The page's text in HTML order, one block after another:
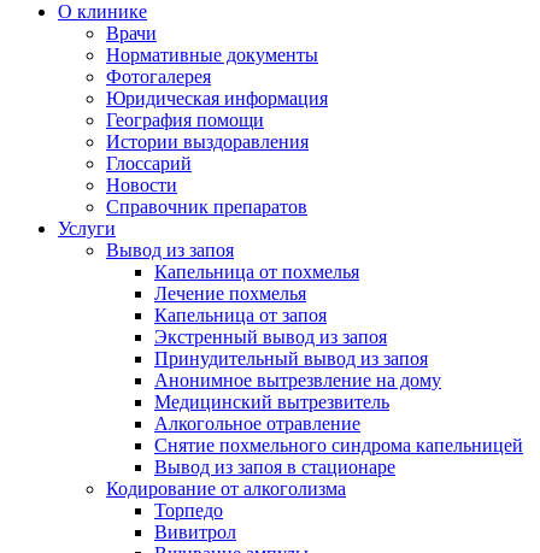
О клинике
Врачи
Нормативные документы
Фотогалерея
Юридическая информация
География помощи
Истории выздоравления
Глоссарий
Новости
Справочник препаратов
Услуги
Вывод из запоя
Капельница от похмелья
Лечение похмелья
Капельница от запоя
Экстренный вывод из запоя
Принудительный вывод из запоя
Анонимное вытрезвление на дому
Медицинский вытрезвитель
Алкогольное отравление
Снятие похмельного синдрома капельницей
Вывод из запоя в стационаре
Кодирование от алкоголизма
Торпедо
Вивитрол